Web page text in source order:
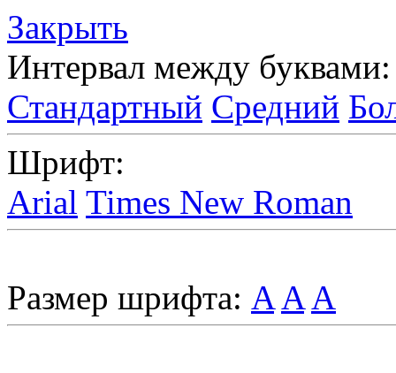
Закрыть
Интервал между буквами:
Стандартный Средний
Шрифт:
Arial Times New Roman
Размер шрифта: A A A